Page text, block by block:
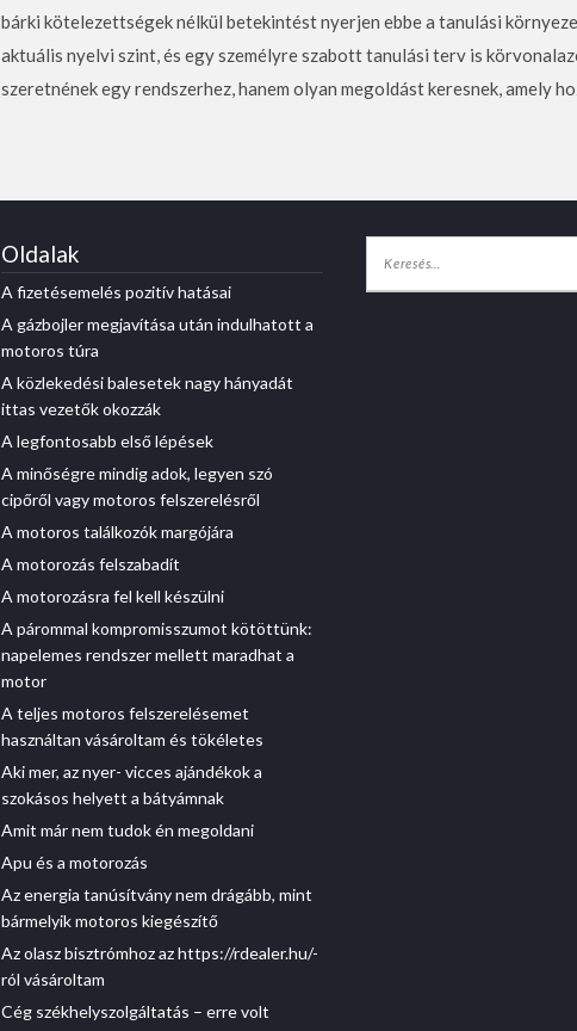
bárki kötelezettségek nélkül betekintést nyerjen ebbe a tanulási
aktuális nyelvi szint, és egy személyre szabott tanulási terv is
szeretnének egy rendszerhez, hanem olyan megoldást keresnek, amely
Oldalak
A fizetésemelés pozitív hatásai
A gázbojler megjavítása után indulhatott a
motoros túra
A közlekedési balesetek nagy hányadát
ittas vezetők okozzák
A legfontosabb első lépések
A minőségre mindig adok, legyen szó
cipőről vagy motoros felszerelésről
A motoros találkozók margójára
A motorozás felszabadít
A motorozásra fel kell készülni
A párommal kompromisszumot kötöttünk:
napelemes rendszer mellett maradhat a
motor
A teljes motoros felszerelésemet
használtan vásároltam és tökéletes
Aki mer, az nyer- vicces ajándékok a
szokásos helyett a bátyámnak
Amit már nem tudok én megoldani
Apu és a motorozás
Az energia tanúsítvány nem drágább, mint
bármelyik motoros kiegészítő
Az olasz bisztrómhoz az https://rdealer.hu/-
ról vásároltam
Cég székhelyszolgáltatás – erre volt